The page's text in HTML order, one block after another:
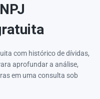
com histórico de dívidas,
aprofundar a análise,
em uma consulta sob